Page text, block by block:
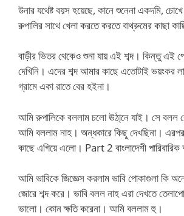
উনার যথেষ্ট বয়স হয়েছে, কানে শুনেনা একদমি,
রুপালির সাথে খেলা করতে করতে বাথ্রুমের কাছা
বাড়ীর ভিতর থেকেও শুনা যায় এই শব্দ। কিন্তু এই
দেখিনি। এদের শব্দ আমার কাছে এতোটাই ভয়ংকর
গ্রামে একা রাতে বের হইনা।
আমি রুপালিকে বললাম চলো ঊঠা্নে যাই। সে বলল
আমি বললাম নাহ। অন্ধকারে কিছু দেখছিনা।
কাছে এগিয়ে এলো। Part 2 বাংলাদেশী পারিবারিক
আমি ভাবিকে জিজ্ঞেস করলাম ভাবি পোকাগুলা কি
জোরে শব্দ করে। ভাবি বলল নাহ এরা দেখতে
ভালো। কোন ক্ষতি করেনা। আমি বললাম হু।